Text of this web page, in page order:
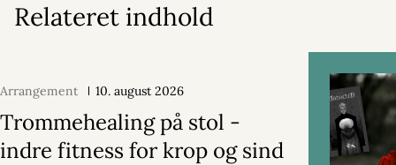
Relateret indhold
Arrangement 10. august 2026
Trommehealing på stol -
indre fitness for krop og sind